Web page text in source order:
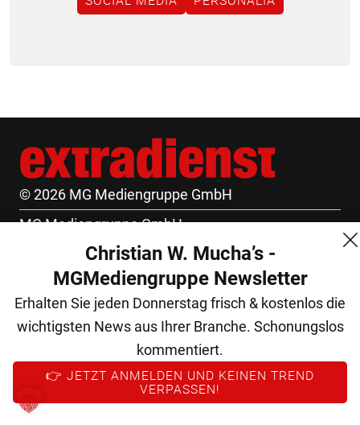
© 2026 MG Mediengruppe GmbH
MG Mediengruppe GmbH
Burgring 1/7
1010 Wien
+43 (1) 522 14 14
office@mgmedien.at
Kontakt
AGB
Christian W. Mucha’s -
MGMediengruppe Newsletter
Erhalten Sie jeden Donnerstag frisch & kostenlos die
wichtigsten News aus Ihrer Branche. Schonungslos
kommentiert.
👉 JETZT ANMELDEN UND KEINEN TREND
VERPASSEN!